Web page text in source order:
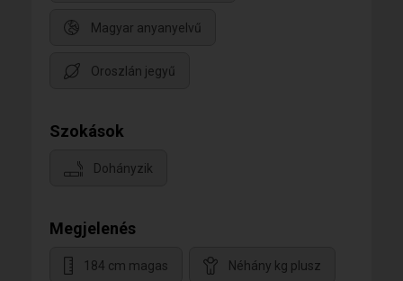
Magyar anyanyelvű
Oroszlán jegyű
Szokások
Dohányzik
Megjelenés
184 cm magas Néhány kg plusz